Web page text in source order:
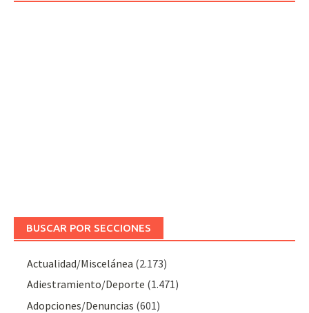
BUSCAR POR SECCIONES
Actualidad/Miscelánea (2.173)
Adiestramiento/Deporte (1.471)
Adopciones/Denuncias (601)